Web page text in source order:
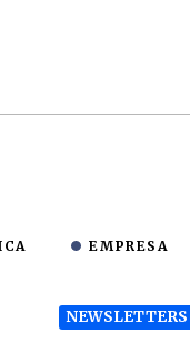
EMPRESA
NEWSLETTERS